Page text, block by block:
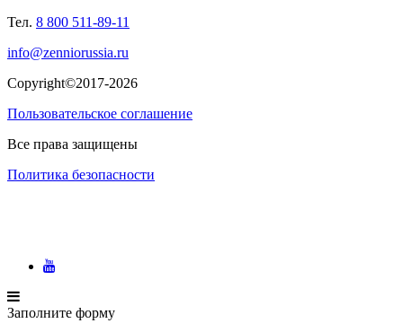
Тел. 8 800 511-89-11
info@zenniorussia.ru
Copyright©2017-2026
Пользовательское соглашение
Все права защищены
Политика безопасности
Заполните форму